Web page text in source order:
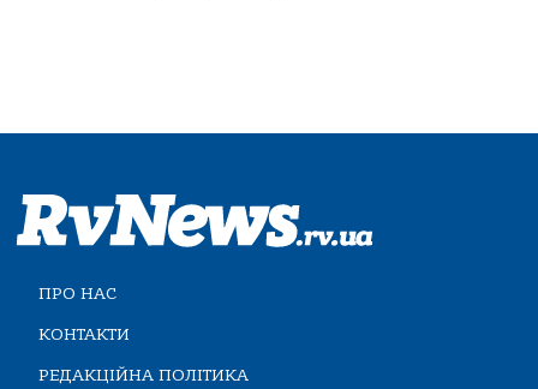
ПРО НАС
КОНТАКТИ
РЕДАКЦІЙНА ПОЛІТИКА